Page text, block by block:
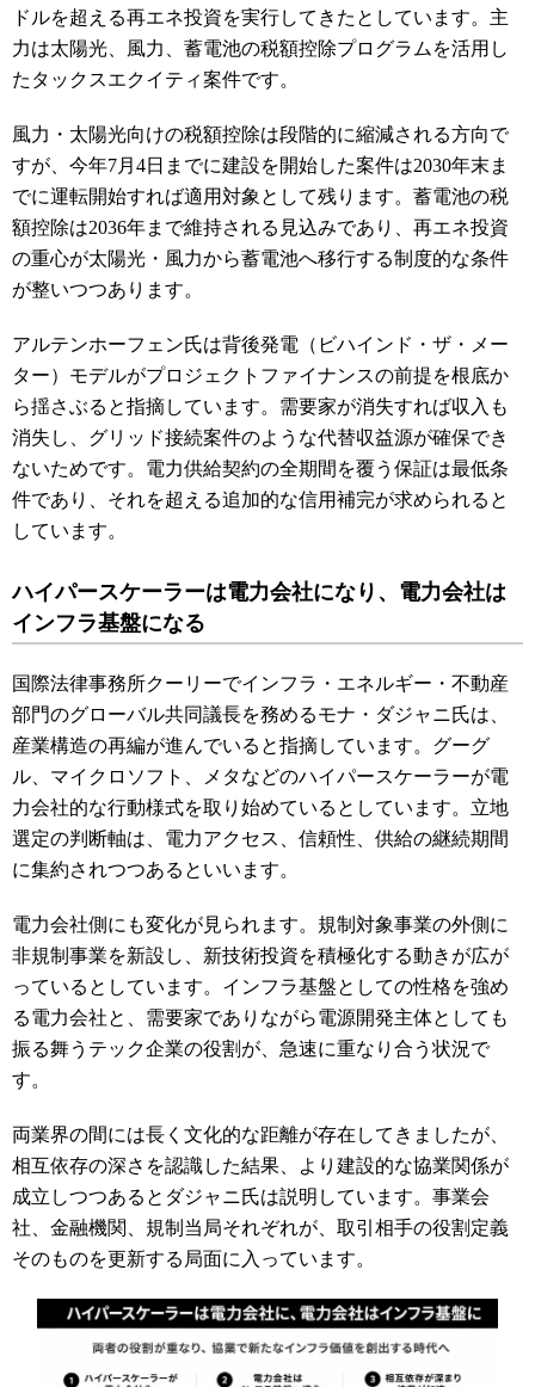
ドルを超える再エネ投資を実行してきたとしています。主
力は太陽光、風力、蓄電池の税額控除プログラムを活用し
たタックスエクイティ案件です。
風力・太陽光向けの税額控除は段階的に縮減される方向で
すが、今年7月4日までに建設を開始した案件は2030年末ま
でに運転開始すれば適用対象として残ります。蓄電池の税
額控除は2036年まで維持される見込みであり、再エネ投資
の重心が太陽光・風力から蓄電池へ移行する制度的な条件
が整いつつあります。
アルテンホーフェン氏は背後発電（ビハインド・ザ・メー
ター）モデルがプロジェクトファイナンスの前提を根底か
ら揺さぶると指摘しています。需要家が消失すれば収入も
消失し、グリッド接続案件のような代替収益源が確保でき
ないためです。電力供給契約の全期間を覆う保証は最低条
件であり、それを超える追加的な信用補完が求められると
しています。
ハイパースケーラーは電力会社になり、電力会社は
インフラ基盤になる
国際法律事務所クーリーでインフラ・エネルギー・不動産
部門のグローバル共同議長を務めるモナ・ダジャニ氏は、
産業構造の再編が進んでいると指摘しています。グーグ
ル、マイクロソフト、メタなどのハイパースケーラーが電
力会社的な行動様式を取り始めているとしています。立地
選定の判断軸は、電力アクセス、信頼性、供給の継続期間
に集約されつつあるといいます。
電力会社側にも変化が見られます。規制対象事業の外側に
非規制事業を新設し、新技術投資を積極化する動きが広が
っているとしています。インフラ基盤としての性格を強め
る電力会社と、需要家でありながら電源開発主体としても
振る舞うテック企業の役割が、急速に重なり合う状況で
す。
両業界の間には長く文化的な距離が存在してきましたが、
相互依存の深さを認識した結果、より建設的な協業関係が
成立しつつあるとダジャニ氏は説明しています。事業会
社、金融機関、規制当局それぞれが、取引相手の役割定義
そのものを更新する局面に入っています。